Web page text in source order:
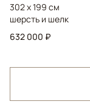
302 x 199 см
шерсть и шелк
632 000 ₽